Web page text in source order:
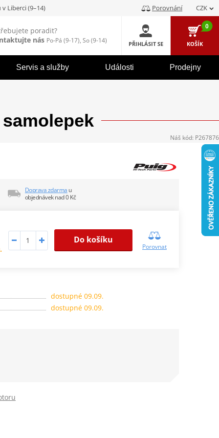
v Liberci (9–14) Porovnání CZK
poradit?
nás Po-Pá (9-17), So (9-14) PŘIHLÁSIT SE
0
KOŠÍK
Servis a služby Události Prodejny
Doprava zdarma u
objednávek nad 0 Kč
Do košíku
Porovnat
dostupné 09.09.
dostupné 09.09.
Náš kód: P267876